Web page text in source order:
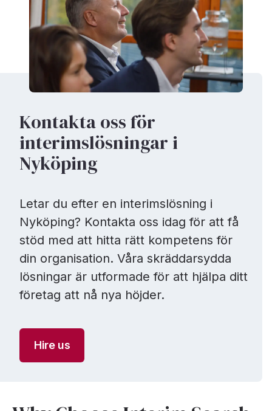
Kontakta oss för
interimslösningar i
Nyköping
Letar du efter en interimslösning i
Nyköping? Kontakta oss idag för att få
stöd med att hitta rätt kompetens för
din organisation. Våra skräddarsydda
lösningar är utformade för att hjälpa ditt
företag att nå nya höjder.
Hire us